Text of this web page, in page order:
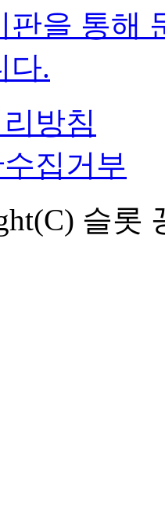
판을 통해
다.
방침
집거부
슬롯